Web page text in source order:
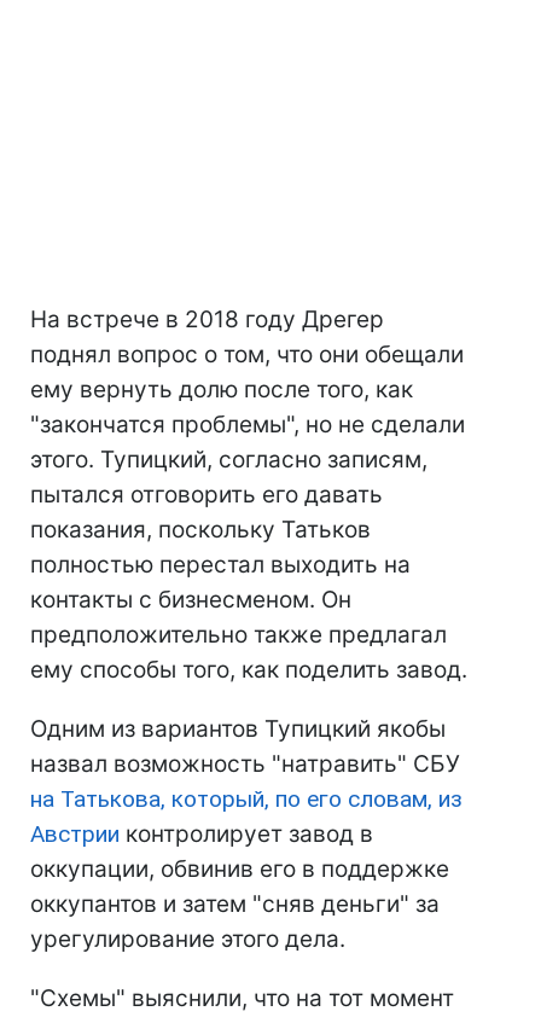
На встрече в 2018 году Дрегер
поднял вопрос о том, что они обещали
ему вернуть долю после того, как
"закончатся проблемы", но не сделали
этого. Тупицкий, согласно записям,
пытался отговорить его давать
показания, поскольку Татьков
полностью перестал выходить на
контакты с бизнесменом. Он
предположительно также предлагал
ему способы того, как поделить завод.
Одним из вариантов Тупицкий якобы
назвал возможность "натравить" СБУ
на Татькова, который, по его словам, из
Австрии контролирует завод в
оккупации, обвинив его в поддержке
оккупантов и затем "сняв деньги" за
урегулирование этого дела.
"Схемы" выяснили, что на тот момент